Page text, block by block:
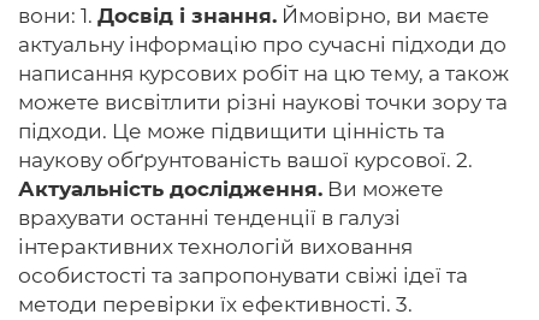
вони: 1. Досвід і знання. Ймовірно, ви маєте
актуальну інформацію про сучасні підходи до
написання курсових робіт на цю тему, а також
можете висвітлити різні наукові точки зору та
підходи. Це може підвищити цінність та
наукову обґрунтованість вашої курсової. 2.
Актуальність дослідження. Ви можете
врахувати останні тенденції в галузі
інтерактивних технологій виховання
особистості та запропонувати свіжі ідеї та
методи перевірки їх ефективності. 3.